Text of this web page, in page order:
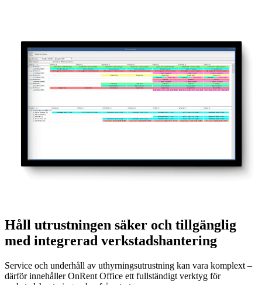
Håll utrustningen säker och tillgänglig
med integrerad verkstadshantering
Service och underhåll av uthyrningsutrustning kan vara komplext –
därför innehåller OnRent Office ett fullständigt verktyg för